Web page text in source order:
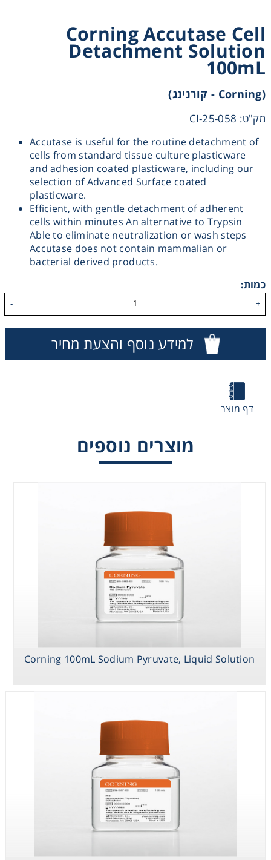
Corning Accutase Cell
Detachment Solution
100mL
(Corning - קורנינג)
מק"ט: 25-058-CI
Accutase is useful for the routine detachment of
cells from standard tissue culture plasticware
and adhesion coated plasticware, including our
selection of Advanced Surface coated
plasticware.
Efficient, with gentle detachment of adherent
cells within minutes An alternative to Trypsin
Able to eliminate neutralization or wash steps
Accutase does not contain mammalian or
bacterial derived products.
כמות:
+
-
למידע נוסף והצעת מחיר
דף מוצר
מוצרים נוספים
Corning 100mL Sodium Pyruvate, Liquid Solution
Sample Preparation
Storage
Thermometry
Washing
Chromatography
Lab Essentials
Filtration
Liquid Handling
Plasticware